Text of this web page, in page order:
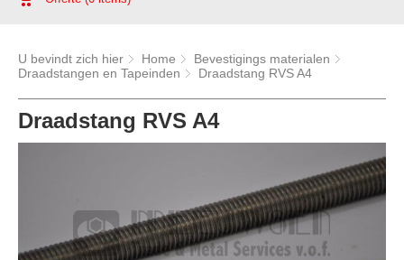
U bevindt zich hier Home
Bevestigings materialen
Draadstangen en Tapeinden
Draadstang RVS A4
Draadstang RVS A4